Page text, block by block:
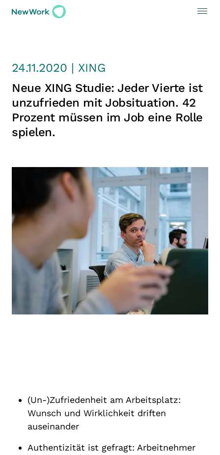
24.11.2020 | XING
Neue XING Studie: Jeder Vierte ist
unzufrieden mit Jobsituation. 42
Prozent müssen im Job eine Rolle
spielen.
(Un-)Zufriedenheit am Arbeitsplatz:
Wunsch und Wirklichkeit driften
auseinander
Authentizität ist gefragt: Arbeitnehmer